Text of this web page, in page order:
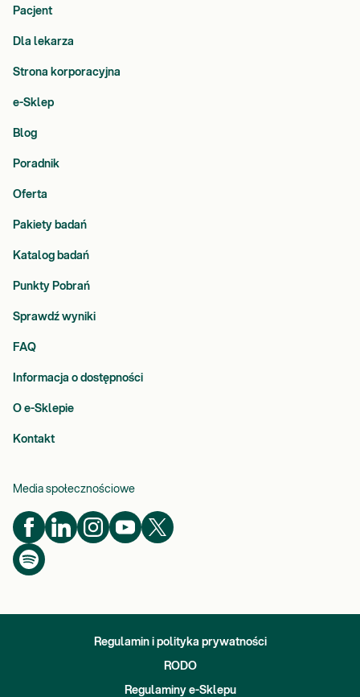
Pacjent
Dla lekarza
Strona korporacyjna
e-Sklep
Blog
Poradnik
Oferta
Pakiety badań
Katalog badań
Punkty Pobrań
Sprawdź wyniki
FAQ
Informacja o dostępności
O e-Sklepie
Kontakt
Media społecznościowe
Regulamin i polityka prywatności
RODO
Regulaminy e-Sklepu